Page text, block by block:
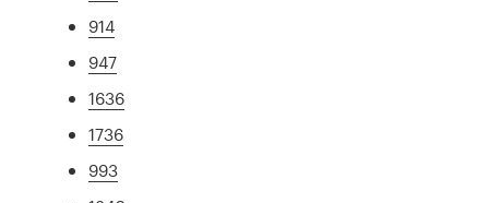
914
947
1636
1736
993